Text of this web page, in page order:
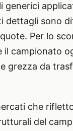
generici
dettagli sono
Per lo
il campionato
grezza da
che
del